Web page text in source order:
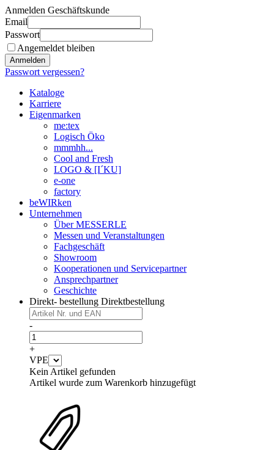
Anmelden Geschäftskunde
Email
Passwort
Angemeldet bleiben
Anmelden
Passwort vergessen?
Kataloge
Karriere
Eigenmarken
me:tex
Logisch Öko
mmmhh...
Cool and Fresh
LOGO & [I´KU]
e-one
factory
beWIRken
Unternehmen
Über MESSERLE
Messen und Veranstaltungen
Fachgeschäft
Showroom
Kooperationen und Servicepartner
Ansprechpartner
Geschichte
Direkt- bestellung Direktbestellung
-
+
VPE
Kein Artikel gefunden
Artikel wurde zum Warenkorb hinzugefügt